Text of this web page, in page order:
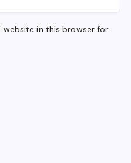
website in this browser for